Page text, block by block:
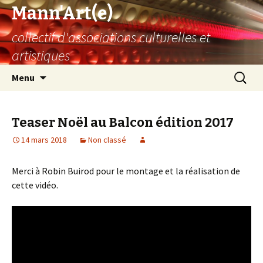
Mann'Art(e)
collectif d'associations culturelles et
artistiques
Menu
Teaser Noël au Balcon édition 2017
14 mars 2018 Non classé
Merci à Robin Buirod pour le montage et la réalisation de
cette vidéo.